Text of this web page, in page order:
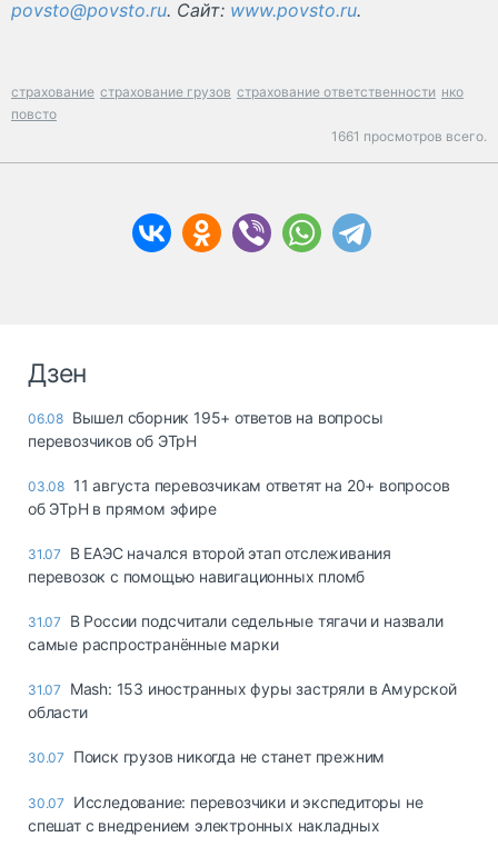
povsto@povsto.ru. Сайт: www.povsto.ru.
страхование страхование грузов страхование ответственности нко
повсто
1661 просмотров всего.
Дзен
06.08 Вышел сборник 195+ ответов на вопросы
перевозчиков об ЭТрН
03.08 11 августа перевозчикам ответят на 20+ вопросов
об ЭТрН в прямом эфире
31.07
В ЕАЭС начался второй этап отслеживания
перевозок с помощью навигационных пломб
31.07
В России подсчитали седельные тягачи и назвали
самые распространённые марки
31.07
Mash: 153 иностранных фуры застряли в Амурской
области
30.07 Поиск грузов никогда не станет прежним
30.07
Исследование: перевозчики и экспедиторы не
спешат с внедрением электронных накладных